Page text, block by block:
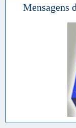
Mensagens